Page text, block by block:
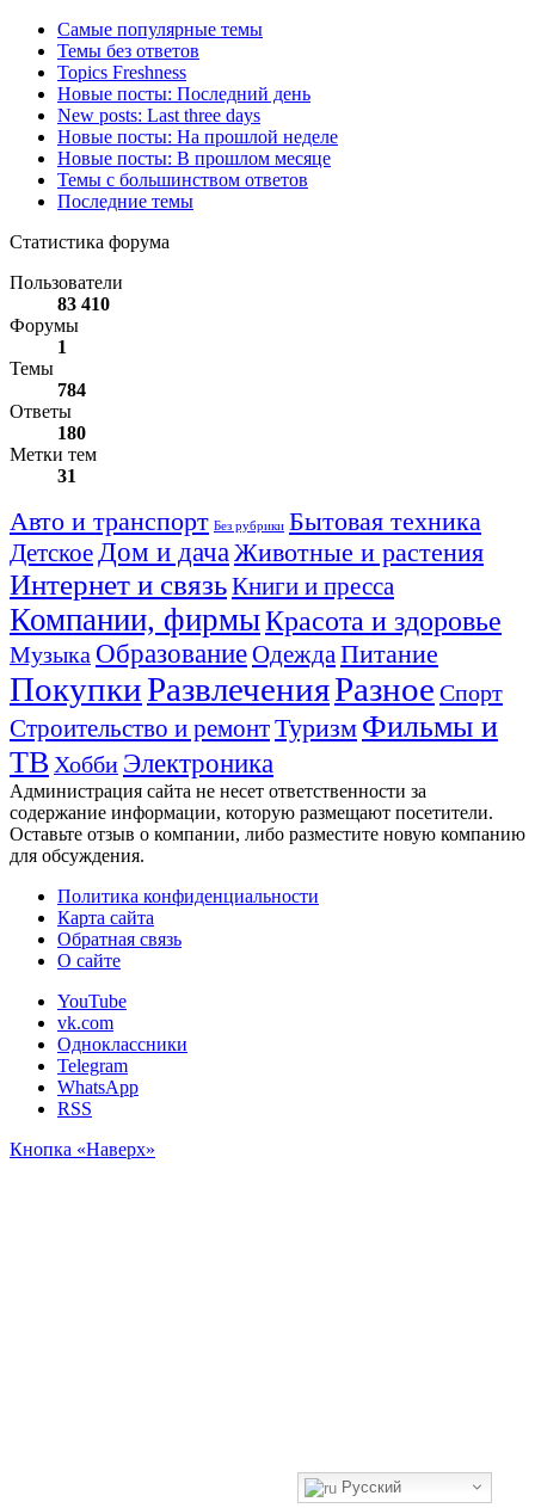
Самые популярные темы
Темы без ответов
Topics Freshness
Новые посты: Последний день
New posts: Last three days
Новые посты: На прошлой неделе
Новые посты: В прошлом месяце
Темы с большинством ответов
Последние темы
Статистика форума
Пользователи
83 410
Форумы
1
Темы
784
Ответы
180
Метки тем
31
Авто и транспорт Без рубрики Бытовая техника
Детское Дом и дача Животные и растения
Интернет и связьКниги и пресса
Компании, фирмыКрасота и здоровье
Музыка ОбразованиеОдеждаПитание
ПокупкиРазвлеченияРазное Спорт
Строительство и ремонтТуризм Фильмы и
ТВ Хобби Электроника
Администрация сайта не несет ответственности за
содержание информации, которую размещают посетители.
Оставьте отзыв о компании, либо разместите новую компанию
для обсуждения.
Политика конфиденциальности
Карта сайта
Обратная связь
О сайте
YouTube
vk.com
Одноклассники
Telegram
WhatsApp
RSS
Кнопка «Наверх»
Русский